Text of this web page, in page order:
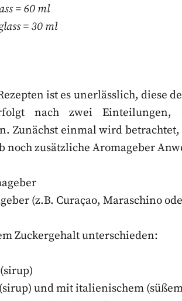
= 60 ml
= 30 ml
ist es unerlässlich, diese
nach zwei Einteilungen,
Zunächst einmal wird
noch zusätzliche Aromageber
(z.B. Curaçao, Maraschino
Zuckergehalt unterschieden:
und mit italienischem